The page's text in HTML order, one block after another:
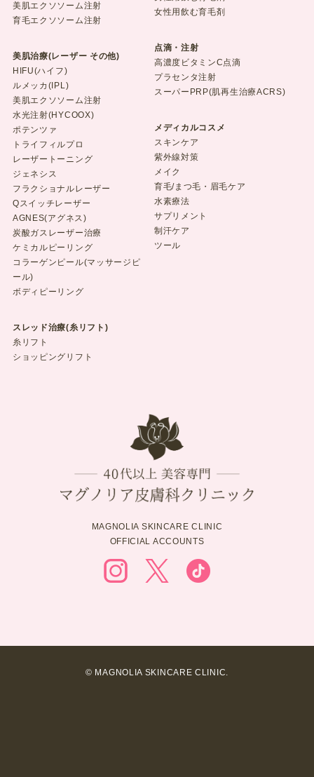
美肌エクソソーム注射
育毛エクソソーム注射
美肌治療(レーザー その他)
HIFU(ハイフ)
ルメッカ(IPL)
美肌エクソソーム注射
水光注射(HYCOOX)
ポテンツァ
トライフィルプロ
レーザートーニング
ジェネシス
フラクショナルレーザー
Qスイッチレーザー
AGNES(アグネス)
炭酸ガスレーザー治療
ケミカルピーリング
コラーゲンピール(マッサージピ
ール)
ボディピーリング
スレッド治療(糸リフト)
糸リフト
ショッピングリフト
女性用飲む育毛剤
点滴・注射
高濃度ビタミンC点滴
プラセンタ注射
スーパーPRP(肌再生治療ACRS)
メディカルコスメ
スキンケア
紫外線対策
メイク
育毛/まつ毛・眉毛ケア
水素療法
サプリメント
制汗ケア
ツール
MAGNOLIA SKINCARE CLINIC
OFFICIAL ACCOUNTS
© MAGNOLIA SKINCARE CLINIC.